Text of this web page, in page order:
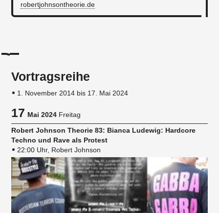
robertjohnsontheorie.de
Vortragsreihe
1. November 2014 bis 17. Mai 2024
17Mai 2024 Freitag
Robert Johnson Theorie 83: Bianca Ludewig: Hardcore
Techno und Rave als Protest
22:00 Uhr, Robert Johnson